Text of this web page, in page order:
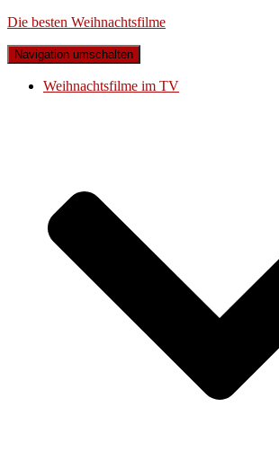
Die besten Weihnachtsfilme
Navigation umschalten
Weihnachtsfilme im TV